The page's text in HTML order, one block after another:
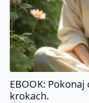
EBOOK:
krokach.